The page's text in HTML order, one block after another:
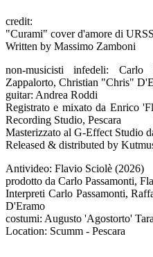
credit:
"Curami" cover d'amore di
Written by Massimo Zamboni
non-musicisti infedeli: Carlo
Zappalorto, Christian "Chris"
guitar: Andrea Roddi
Registrato e mixato da Enrico
Recording Studio, Pescara
Masterizzato al G-Effect Studio
Released & distributed by
Antivideo: Flavio Sciolè (2026)
prodotto da Carlo Passamonti,
Interpreti Carlo Passamonti,
D'Eramo
costumi: Augusto 'Agostorto'
Location: Scumm - Pescara